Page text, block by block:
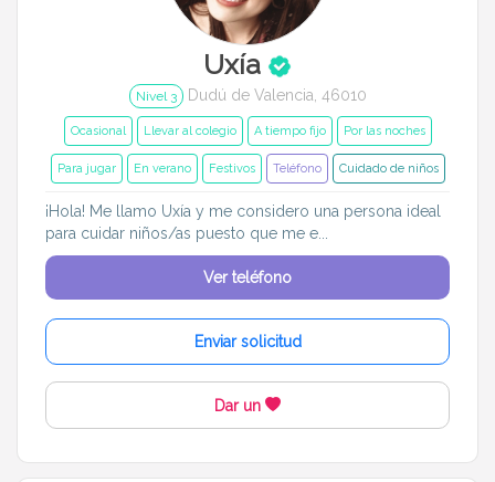
Uxía
Nivel 3 Dudú de Valencia, 46010
Ocasional Llevar al colegio A tiempo fijo Por las noches
Para jugar En verano Festivos Teléfono Cuidado de niños
¡Hola! Me llamo Uxía y me considero una persona ideal
para cuidar niños/as puesto que me e...
Ver teléfono
Enviar solicitud
Dar un